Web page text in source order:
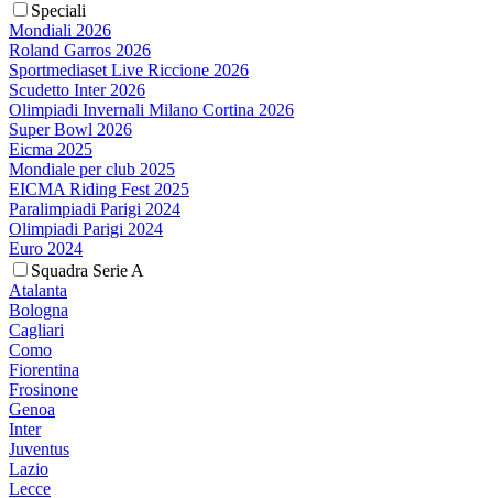
Speciali
Mondiali 2026
Roland Garros 2026
Sportmediaset Live Riccione 2026
Scudetto Inter 2026
Olimpiadi Invernali Milano Cortina 2026
Super Bowl 2026
Eicma 2025
Mondiale per club 2025
EICMA Riding Fest 2025
Paralimpiadi Parigi 2024
Olimpiadi Parigi 2024
Euro 2024
Squadra Serie A
Atalanta
Bologna
Cagliari
Como
Fiorentina
Frosinone
Genoa
Inter
Juventus
Lazio
Lecce